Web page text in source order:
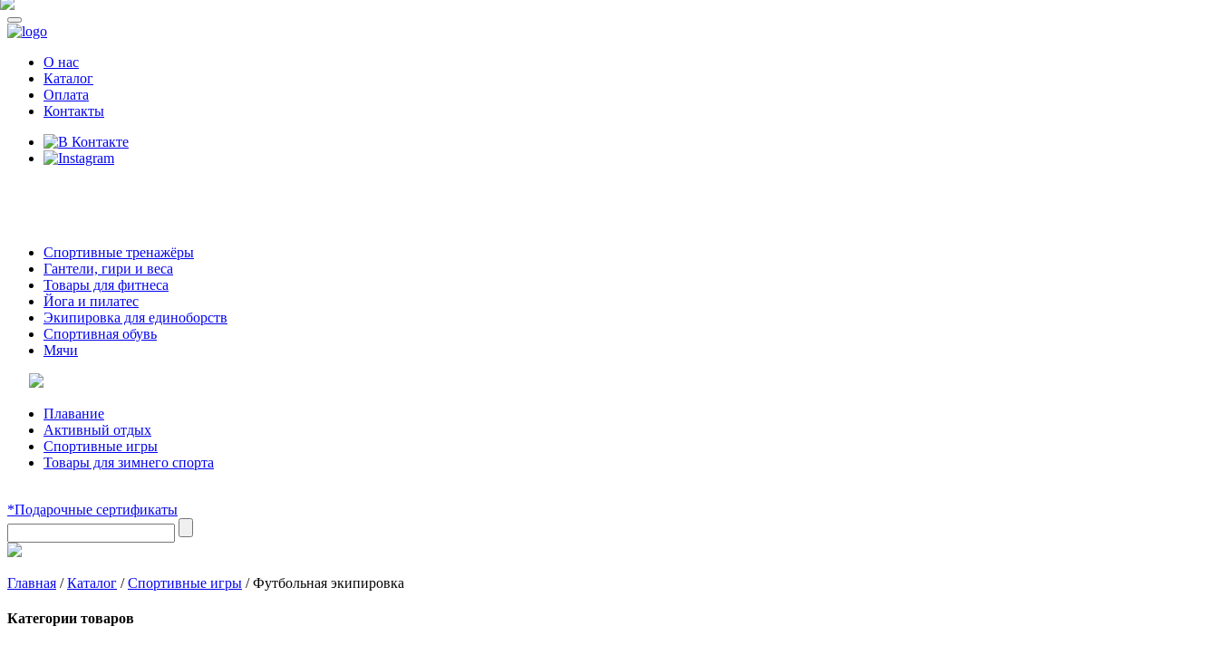
О нас
Каталог
Оплата
Контакты
Спортивные тренажёры
Гантели, гири и веса
Товары для фитнеса
Йога и пилатес
Экипировка для единоборств
Спортивная обувь
Мячи
Плавание
Активный отдых
Спортивные игры
Товары для зимнего спорта
*Подарочные сертификаты
Главная /Каталог /Спортивные игры /Футбольная экипировка
Категории товаров